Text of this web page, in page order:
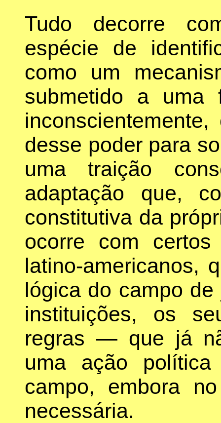
Tudo decorre
espécie de
como um
submetido a uma
desse poder para
uma traição
adaptação que,
constitutiva da
ocorre com certos
latino-americanos,
lógica do campo
instituições, os
regras — que já
uma ação
campo, embora
necessária.